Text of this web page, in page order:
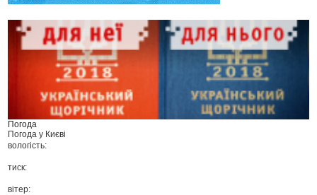
Погода
Погода у Києві
вологість:
тиск:
вітер: